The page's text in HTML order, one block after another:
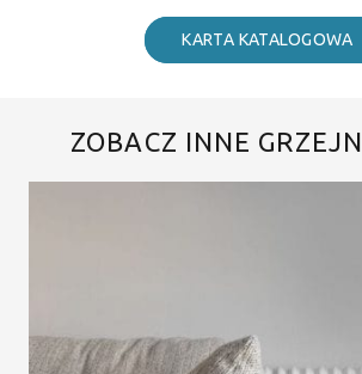
KARTA KATALOGOWA
ZOBACZ INNE